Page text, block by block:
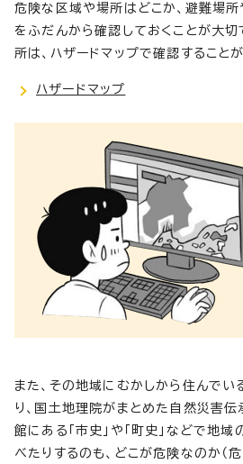
危険な区域や場所はどこか、避難場所
をふだんから確認しておくことが大切
所は、ハザードマップで確認することが
ハザードマップ
また、その地域にむかしから住んでい
り、国土地理院がまとめた自然災害伝
館にある「市史」や「町史」などで地
べたりするのも、どこが危険なのか（